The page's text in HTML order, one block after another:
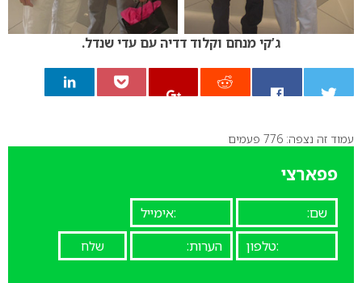
ג’קי מנחם וקלוד דדיה עם עדי שנדל.
0
עמוד זה נצפה: 776 פעמים
פפארצי